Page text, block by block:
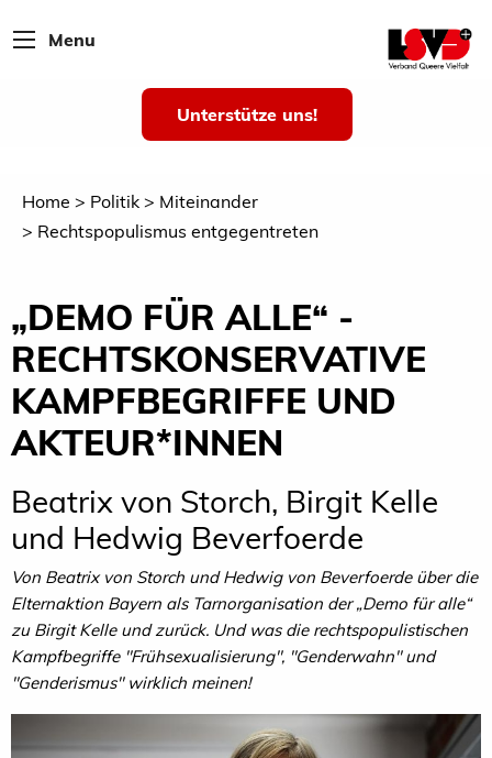
Menu
Unterstütze uns!
Home Politik
Miteinander
Rechtspopulismus entgegentreten
„DEMO FÜR ALLE“ -
RECHTSKONSERVATIVE
KAMPFBEGRIFFE UND
AKTEUR*INNEN
Beatrix von Storch, Birgit Kelle
und Hedwig Beverfoerde
Von Beatrix von Storch und Hedwig von Beverfoerde über die
Elternaktion Bayern als Tarnorganisation der „Demo für alle“
zu Birgit Kelle und zurück. Und was die rechtspopulistischen
Kampfbegriffe "Frühsexualisierung", "Genderwahn" und
"Genderismus" wirklich meinen!